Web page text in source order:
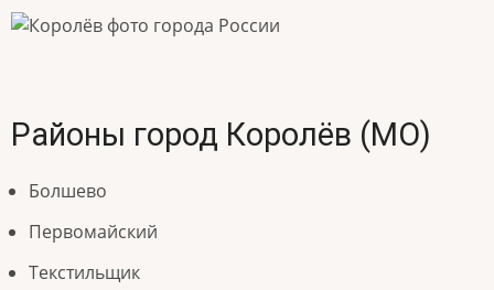
Районы город Королёв (МО)
Болшево
Первомайский
Текстильщик